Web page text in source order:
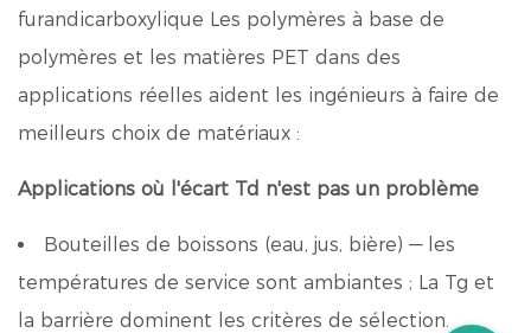
furandicarboxylique Les polymères à base de
polymères et les matières PET dans des
applications réelles aident les ingénieurs à faire de
meilleurs choix de matériaux :
Applications où l'écart Td n'est pas un problème
Bouteilles de boissons (eau, jus, bière) — les
températures de service sont ambiantes ; La Tg et
la barrière dominent les critères de sélection.